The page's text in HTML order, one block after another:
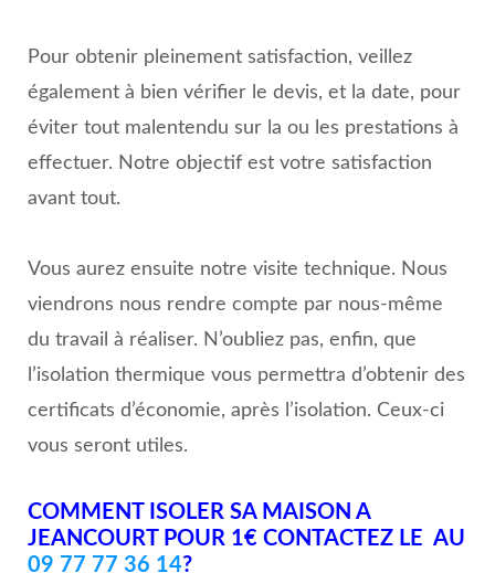
Pour obtenir pleinement satisfaction, veillez
également à bien vérifier le devis, et la date, pour
éviter tout malentendu sur la ou les prestations à
effectuer. Notre objectif est votre satisfaction
avant tout.
Vous aurez ensuite notre visite technique. Nous
viendrons nous rendre compte par nous-même
du travail à réaliser. N’oubliez pas, enfin, que
l’isolation thermique vous permettra d’obtenir des
certificats d’économie, après l’isolation. Ceux-ci
vous seront utiles.
COMMENT ISOLER SA MAISON A
JEANCOURT POUR 1€ CONTACTEZ LE AU
09 77 77 36 14?